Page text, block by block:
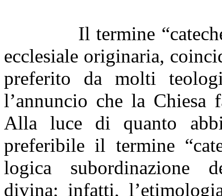
Il termine
ecclesiale originaria,
preferito da molti
l’annuncio che la
Alla luce di quanto
preferibile il termine
logica subordinazione
divina; infatti,